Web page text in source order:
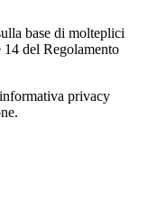
base di molteplici
del Regolamento
privacy